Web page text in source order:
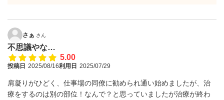
さぁ さん
不思議やな…
5.00
投稿日 2025/08/16利用日 2025/07/29
肩凝りがひどく、仕事場の同僚に勧められ通い始めましたが、治
療をするのは別の部位！なんで？と思っていましたが治療が終わ